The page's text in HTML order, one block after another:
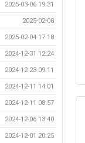
2025-03-06 19:31
2025-02-08
2025-02-04 17:18
2024-12-31 12:24
2024-12-23 09:11
2024-12-11 14:01
2024-12-11 08:57
2024-12-06 13:40
2024-12-01 20:25